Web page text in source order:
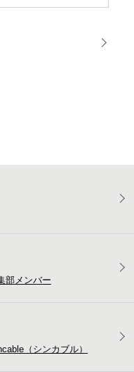
部メンバー
（シンカブル）